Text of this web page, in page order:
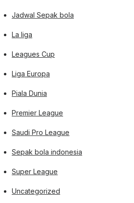
Jadwal Sepak bola
La liga
Leagues Cup
Liga Europa
Piala Dunia
Premier League
Saudi Pro League
Sepak bola indonesia
Super League
Uncategorized